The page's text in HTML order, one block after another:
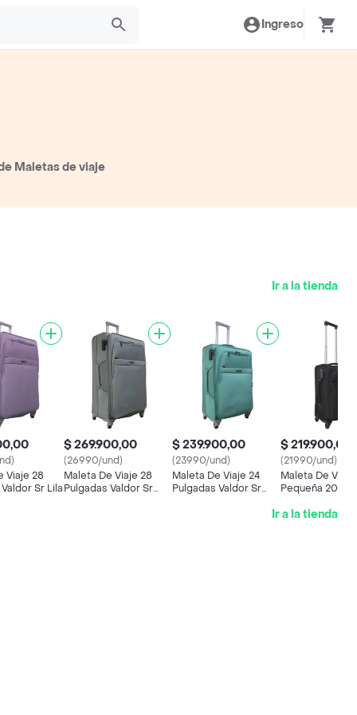
Ingreso
Maletas de viaje
Ir a la tienda
Viaje 28
Sr Lila
$ 269.900,00
(26990/und)
Maleta De Viaje 28
Pulgadas Valdor Sr
$ 239.900,00
(23990/und)
Maleta De Viaje 24
Pulgadas Valdor Sr
$ 219.900,00
(21990/und)
Maleta De Viaje
Pequeña 20
Ir a la tienda